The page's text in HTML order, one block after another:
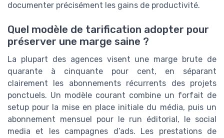
documenter précisément les gains de productivité.
Quel modèle de tarification adopter pour
préserver une marge saine ?
La plupart des agences visent une marge brute de
quarante à cinquante pour cent, en séparant
clairement les abonnements récurrents des projets
ponctuels. Un modèle courant combine un forfait de
setup pour la mise en place initiale du média, puis un
abonnement mensuel pour le run éditorial, le social
media et les campagnes d’ads. Les prestations de